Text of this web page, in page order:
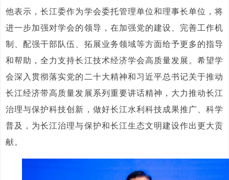
他表示，长江委作为学会委托管理单位和理事长单位，将
进一步加强对学会的领导，在加强党的建设、完善工作机
制、配强干部队伍、拓展业务领域等方面给予更多的指导
和帮助，全力支持长江技术经济学会高质量发展。希望学
会深入贯彻落实党的二十大精神和习近平总书记关于推动
长江经济带高质量发展系列重要讲话精神，大力推动长江
治理与保护科技创新，做好长江水利科技成果推广、科学
普及，为长江治理与保护和长江生态文明建设作出更大贡
献。